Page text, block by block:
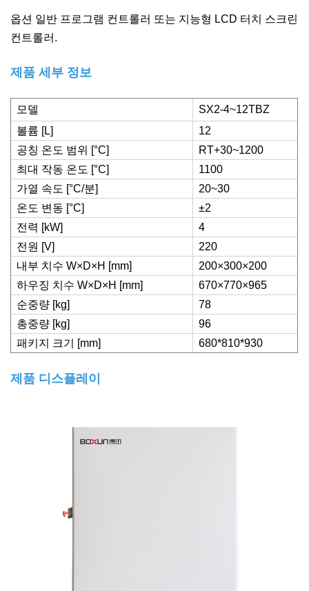
옵션 일반 프로그램 컨트롤러 또는 지능형 LCD 터치 스크린
컨트롤러.
제품 세부 정보
모델 SX2-4~12TBZ
볼륨 [L]
12
공칭 온도 범위 [°C]
RT+30~1200
최대 작동 온도 [°C]
1100
가열 속도 [°C/분]
20~30
온도 변동 [°C]
±2
전력 [kW]
4
전원 [V]
220
내부 치수 W×D×H [mm]
200×300×200
하우징 치수 W×D×H [mm]
670×770×965
순중량 [kg]
78
총중량 [kg]
96
패키지 크기 [mm]
680*810*930
제품 디스플레이